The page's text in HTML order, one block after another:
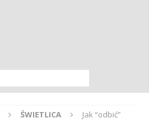
ŚWIETLICA
Jak “odbić”